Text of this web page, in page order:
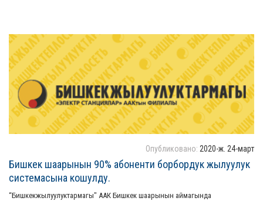
Опубликовано: 2020-ж. 24-март
Бишкек шаарынын 90% абоненти борбордук жылуулук
системасына кошулду.
“Бишкекжылуулуктармагы" ААК Бишкек шаарынын аймагында